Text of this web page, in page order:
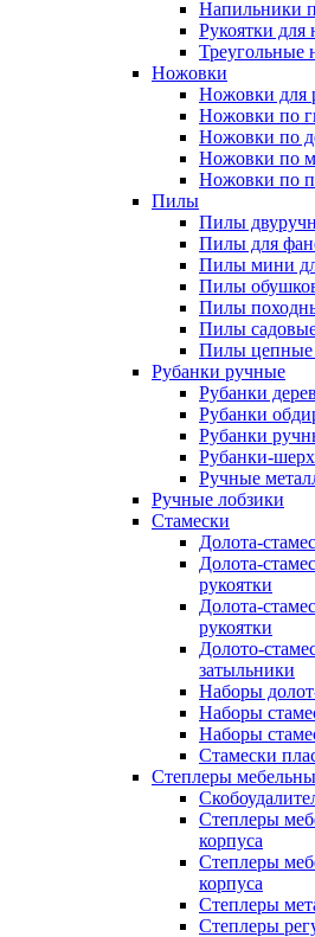
Напильники
Рукоятки для
Треугольные
Ножовки
Ножовки для
Ножовки по
Ножовки по
Ножовки по
Ножовки по
Пилы
Пилы
Пилы для
Пилы мини
Пилы
Пилы
Пилы
Пилы цепные
Рубанки ручные
Рубанки
Рубанки
Рубанки
Рубанки-
Ручные
Ручные лобзики
Стамески
Долота-
Долота-
рукоятки
Долота-
рукоятки
Долото-
затыльники
Наборы
Наборы
Наборы
Стамески
Степлеры
Степлеры
корпуса
Степлеры
корпуса
Степлеры
Степлеры